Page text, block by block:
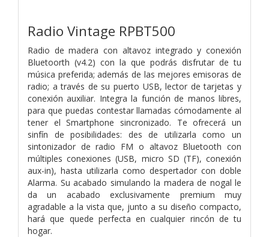
Radio Vintage RPBT500
Radio de madera con altavoz integrado y conexión
Bluetoorth (v4.2) con la que podrás disfrutar de tu
música preferida; además de las mejores emisoras de
radio; a través de su puerto USB, lector de tarjetas y
conexión auxiliar. Integra la función de manos libres,
para que puedas contestar llamadas cómodamente al
tener el Smartphone sincronizado. Te ofrecerá un
sinfín de posibilidades: des de utilizarla como un
sintonizador de radio FM o altavoz Bluetooth con
múltiples conexiones (USB, micro SD (TF), conexión
aux-in), hasta utilizarla como despertador con doble
Alarma. Su acabado simulando la madera de nogal le
da un acabado exclusivamente premium muy
agradable a la vista que, junto a su diseño compacto,
hará que quede perfecta en cualquier rincón de tu
hogar.